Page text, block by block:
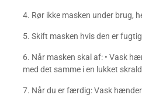
4. Rør ikke masken under brug,
5. Skift masken hvis den er
6. Når masken skal af: • Vask
med det samme i en lukket
7. Når du er færdig: Vask